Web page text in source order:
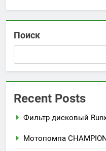
Поиск
Recent Posts
Фильтр дисковый
Мотопомпа